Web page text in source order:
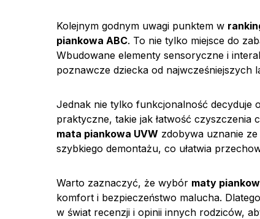
Kolejnym godnym uwagi punktem w
piankowa ABC. To nie tylko miejsce do
Wbudowane elementy sensoryczne i
poznawcze dziecka od najwcześniejszych
Jednak nie tylko funkcjonalność decyduje
praktyczne, takie jak łatwość czyszczenia
mata piankowa UVW zdobywa uznanie
szybkiego demontażu, co ułatwia
Warto zaznaczyć, że wybór maty
komfort i bezpieczeństwo malucha.
w świat recenzji i opinii innych rodziców,